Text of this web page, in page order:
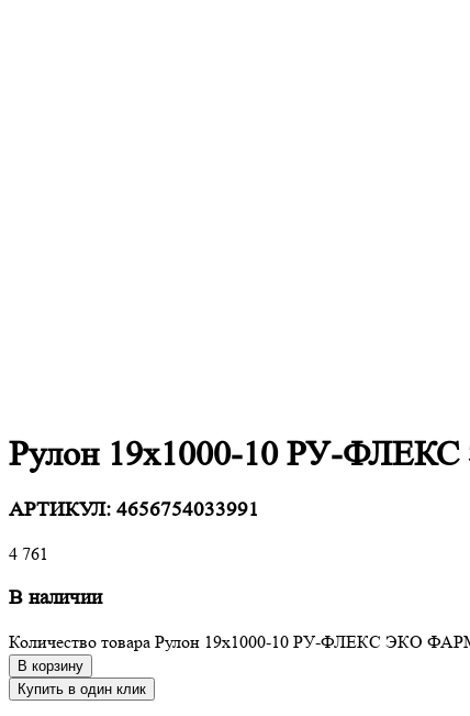
Рулон 19х1000-10 РУ-
АРТИКУЛ: 4656754033991
4 761
В наличии
Количество товара Рулон 19х1000-10 РУ-ФЛЕКС ЭКО
В корзину
Купить в один клик